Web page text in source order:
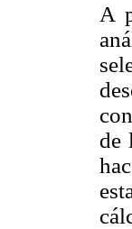
A
de